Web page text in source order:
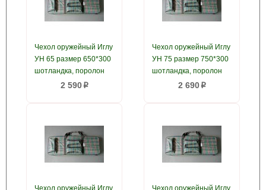
Чехол оружейный Иглу
УН 65 размер 650*300
шотландка, поролон
2 590p
Чехол оружейный Иглу
УН 75 размер 750*300
шотландка, поролон
2 690p
Чехол оружейный Иглу Чехол оружейный Иглу